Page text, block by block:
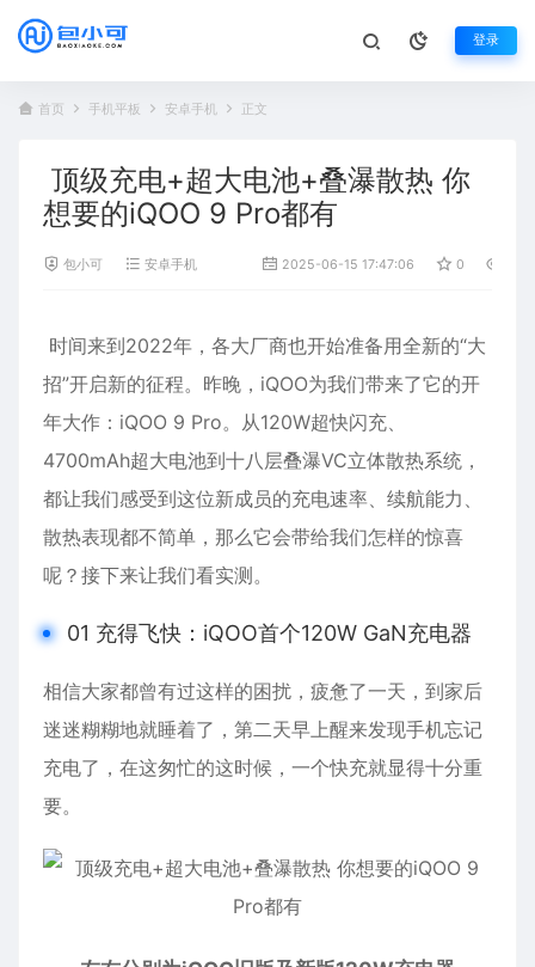
登录
首页 手机平板 安卓手机 正文
顶级充电+超大电池+叠瀑散热 你
想要的iQOO 9 Pro都有
包小可 安卓手机 2025-06-15 17:47:06 0
时间来到2022年，各大厂商也开始准备用全新的“大
招”开启新的征程。昨晚， iQOO为我们带来了它的开
年大作：iQOO 9 Pro。从120W超快闪充、
4700mAh超大电池到十八层叠瀑VC立体散热系统，
都让我们感受到这位新成员的充电速率、续航能力、
散热表现都不简单，那么它会带给我们怎样的惊喜
呢？接下来让我们看实测。
01 充得飞快：iQOO首个120W GaN充电器
相信大家都曾有过这样的困扰，疲惫了一天，到家后
迷迷糊糊地就睡着了，第二天早上醒来发现手机忘记
充电了，在这匆忙的这时候，一个快充就显得十分重
要。